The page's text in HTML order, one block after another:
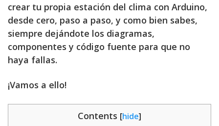
crear tu propia estación del clima con Arduino,
desde cero, paso a paso, y como bien sabes,
siempre dejándote los diagramas,
componentes y código fuente para que no
haya fallas.
¡Vamos a ello!
Contents [hide]